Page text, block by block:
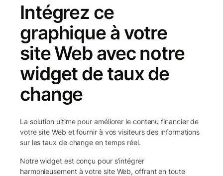
Intégrez ce
graphique à votre
site Web avec notre
widget de taux de
change
La solution ultime pour améliorer le contenu financier de
votre site Web et fournir à vos visiteurs des informations
sur les taux de change en temps réel.
Notre widget est conçu pour s'intégrer
harmonieusement à votre site Web, offrant en toute